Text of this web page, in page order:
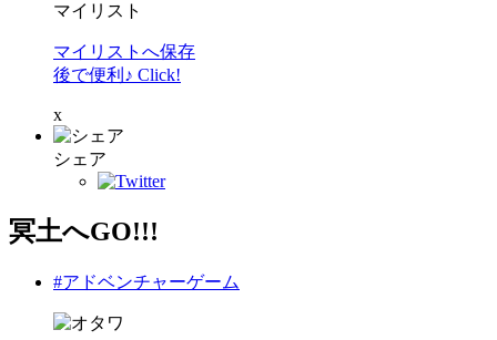
マイリスト
マイリストへ保存
後で便利♪ Click!
x
シェア
冥土へGO!!!
#アドベンチャーゲーム